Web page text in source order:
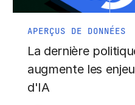
APERÇUS DE DONNÉES
La dernière
augmente les
d'IA